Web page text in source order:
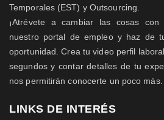
Temporales (EST) y Outsourcing.
¡Atrévete a cambiar las cosas con
nuestro portal de empleo y haz de
oportunidad. Crea tu video perfil
segundos y contar detalles de tu
nos permitirán conocerte un poco más.
LINKS DE INTERÉS